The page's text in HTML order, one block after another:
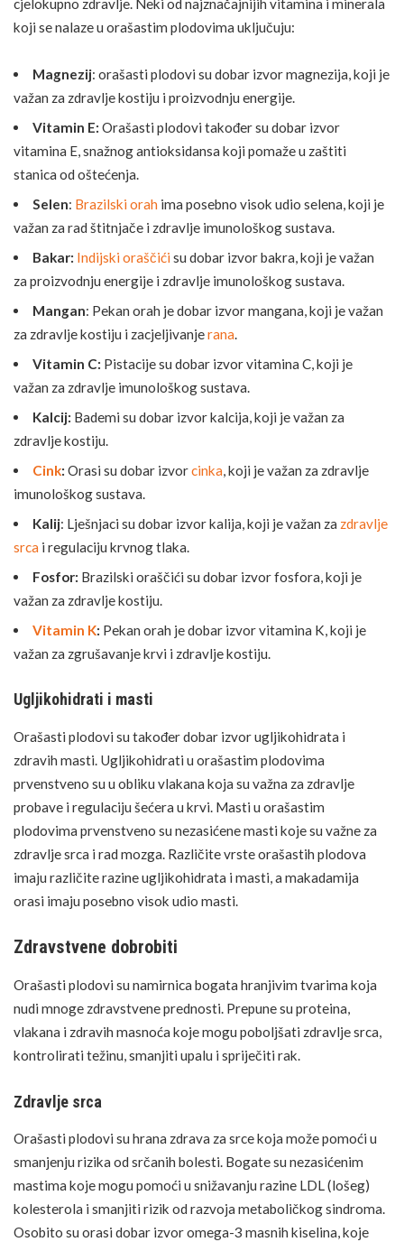
cjelokupno zdravlje. Neki od najznačajnijih vitamina i minerala
koji se nalaze u orašastim plodovima uključuju:
Magnezij: orašasti plodovi su dobar izvor magnezija, koji je
važan za zdravlje kostiju i proizvodnju energije.
Vitamin E: Orašasti plodovi također su dobar izvor
vitamina E, snažnog antioksidansa koji pomaže u zaštiti
stanica od oštećenja.
Selen: Brazilski orah ima posebno visok udio selena, koji je
važan za rad štitnjače i zdravlje imunološkog sustava.
Bakar: Indijski oraščićisu dobar izvor bakra, koji je važan
za proizvodnju energije i zdravlje imunološkog sustava.
Mangan: Pekan orah je dobar izvor mangana, koji je važan
za zdravlje kostiju i zacjeljivanjerana.
Vitamin C: Pistacije su dobar izvor vitamina C, koji je
važan za zdravlje imunološkog sustava.
Kalcij: Bademi su dobar izvor kalcija, koji je važan za
zdravlje kostiju.
Cink: Orasi su dobar izvorcinka, koji je važan za zdravlje
imunološkog sustava.
Kalij: Lješnjaci su dobar izvor kalija, koji je važan za zdravlje
srca i regulaciju krvnog tlaka.
Fosfor: Brazilski oraščići su dobar izvor fosfora, koji je
važan za zdravlje kostiju.
Vitamin K: Pekan orah je dobar izvor vitamina K, koji je
važan za zgrušavanje krvi i zdravlje kostiju.
Ugljikohidrati i masti
Orašasti plodovi su također dobar izvor ugljikohidrata i
zdravih masti. Ugljikohidrati u orašastim plodovima
prvenstveno su u obliku vlakana koja su važna za zdravlje
probave i regulaciju šećera u krvi. Masti u orašastim
plodovima prvenstveno su nezasićene masti koje su važne za
zdravlje srca i rad mozga. Različite vrste orašastih plodova
imaju različite razine ugljikohidrata i masti, a makadamija
orasi imaju posebno visok udio masti.
Zdravstvene dobrobiti
Orašasti plodovi su namirnica bogata hranjivim tvarima koja
nudi mnoge zdravstvene prednosti. Prepune su proteina,
vlakana i zdravih masnoća koje mogu poboljšati zdravlje srca,
kontrolirati težinu, smanjiti upalu i spriječiti rak.
Zdravlje srca
Orašasti plodovi su hrana zdrava za srce koja može pomoći u
smanjenju rizika od srčanih bolesti. Bogate su nezasićenim
mastima koje mogu pomoći u snižavanju razine LDL (lošeg)
kolesterola i smanjiti rizik od razvoja metaboličkog sindroma.
Osobito su orasi dobar izvor omega-3 masnih kiselina, koje